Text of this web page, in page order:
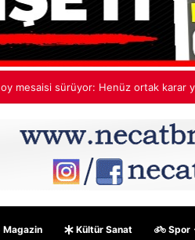
akıl, cesur fikirler, umut dolu projeler
Magazin Kültür Sanat Spor